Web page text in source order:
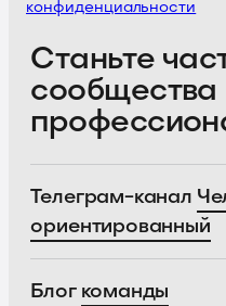
конфиденциальности
Станьте
сообщества
Телеграм-канал
ориентированный
Блог команды